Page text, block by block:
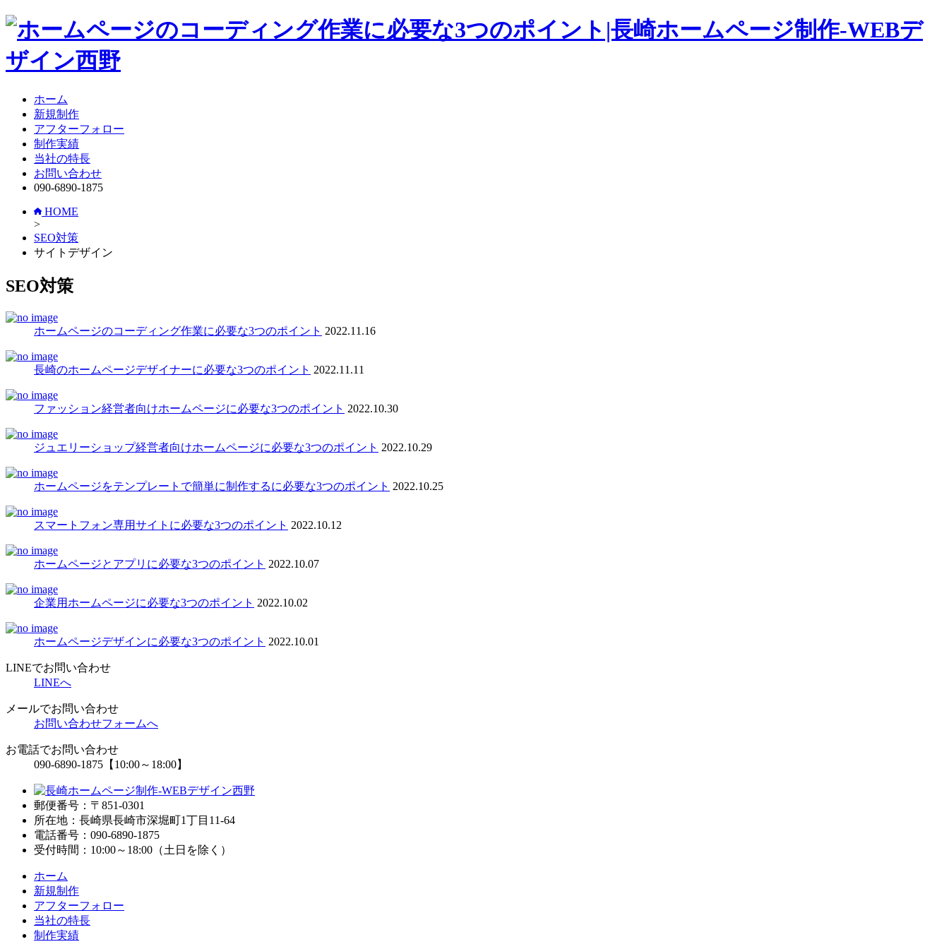
ホーム
新規制作
アフターフォロー
制作実績
当社の特長
お問い合わせ
090-6890-1875
HOME
>
SEO対策
サイトデザイン
SEO対策
ホームページのコーディング作業に必要な3つのポイント 2022.11.16
長崎のホームページデザイナーに必要な3つのポイント 2022.11.11
ファッション経営者向けホームページに必要な3つのポイント 2022.10.30
ジュエリーショップ経営者向けホームページに必要な3つのポイント 2022.10.29
ホームページをテンプレートで簡単に制作するに必要な3つのポイント 2022.10.25
スマートフォン専用サイトに必要な3つのポイント 2022.10.12
ホームページとアプリに必要な3つのポイント 2022.10.07
企業用ホームページに必要な3つのポイント 2022.10.02
ホームページデザインに必要な3つのポイント 2022.10.01
LINEでお問い合わせ
LINEへ
メールでお問い合わせ
お問い合わせフォームへ
お電話でお問い合わせ
090-6890-1875 【10:00～18:00】
郵便番号：〒851-0301
所在地：長崎県長崎市深堀町1丁目11-64
電話番号：090-6890-1875
受付時間：10:00～18:00（土日を除く）
ホーム
新規制作
アフターフォロー
当社の特長
制作実績